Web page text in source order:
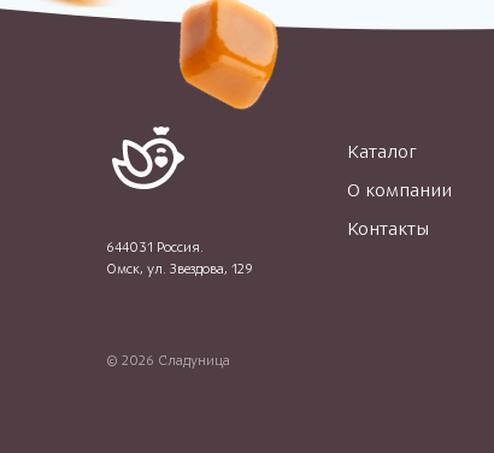
644031 Россия.
Омск, ул. Звездова, 129
Каталог
О компании
Контакты
© 2026 Сладуница